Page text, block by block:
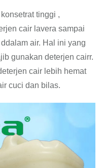
tinggi ,
cair lavera sampai
air. Hal ini yang
gunakan deterjen cairr.
cair lebih hemat
cuci dan bilas.